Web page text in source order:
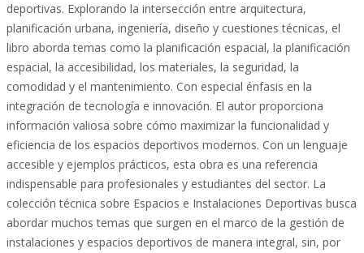
deportivas. Explorando la intersección entre arquitectura,
planificación urbana, ingeniería, diseño y cuestiones técnicas, el
libro aborda temas como la planificación espacial, la planificación
espacial, la accesibilidad, los materiales, la seguridad, la
comodidad y el mantenimiento. Con especial énfasis en la
integración de tecnología e innovación. El autor proporciona
información valiosa sobre cómo maximizar la funcionalidad y
eficiencia de los espacios deportivos modernos. Con un lenguaje
accesible y ejemplos prácticos, esta obra es una referencia
indispensable para profesionales y estudiantes del sector. La
colección técnica sobre Espacios e Instalaciones Deportivas busca
abordar muchos temas que surgen en el marco de la gestión de
instalaciones y espacios deportivos de manera integral, sin, por